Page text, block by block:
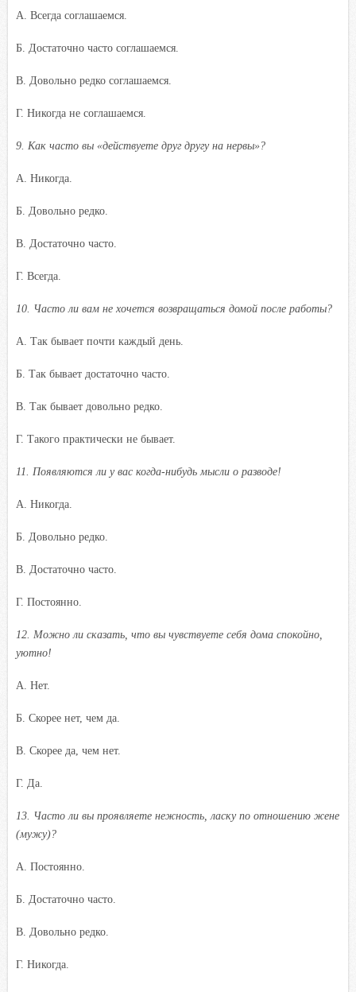
A. Всегда соглашаемся.
Б. Достаточно часто соглашаемся.
B. Довольно редко соглашаемся.
Г. Никогда не соглашаемся.
9. Как часто вы «действуете друг другу на нервы»?
A. Никогда.
Б. Довольно редко.
B. Достаточно часто.
Г. Всегда.
10. Часто ли вам не хочется возвращаться домой после работы?
A. Так бывает почти каждый день.
Б. Так бывает достаточно часто.
B. Так бывает довольно редко.
Г. Такого практически не бывает.
11. Появляются ли у вас когда-нибудь мысли о разводе!
A. Никогда.
Б. Довольно редко.
B. Достаточно часто.
Г. Постоянно.
12. Можно ли сказать, что вы чувствуете себя дома спокойно,
уютно!
A. Нет.
Б. Скорее нет, чем да.
B. Скорее да, чем нет.
Г. Да.
13. Часто ли вы проявляете нежность, ласку по отношению жене
(мужу)?
A. Постоянно.
Б. Достаточно часто.
B. Довольно редко.
Г. Никогда.